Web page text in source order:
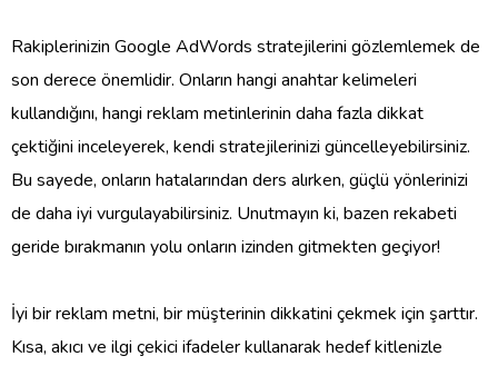
Rakiplerinizin Google AdWords stratejilerini gözlemlemek de
son derece önemlidir. Onların hangi anahtar kelimeleri
kullandığını, hangi reklam metinlerinin daha fazla dikkat
çektiğini inceleyerek, kendi stratejilerinizi güncelleyebilirsiniz.
Bu sayede, onların hatalarından ders alırken, güçlü yönlerinizi
de daha iyi vurgulayabilirsiniz. Unutmayın ki, bazen rekabeti
geride bırakmanın yolu onların izinden gitmekten geçiyor!
İyi bir reklam metni, bir müşterinin dikkatini çekmek için şarttır.
Kısa, akıcı ve ilgi çekici ifadeler kullanarak hedef kitlenizle